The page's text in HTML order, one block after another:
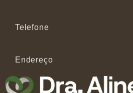
Telefone
Endereço